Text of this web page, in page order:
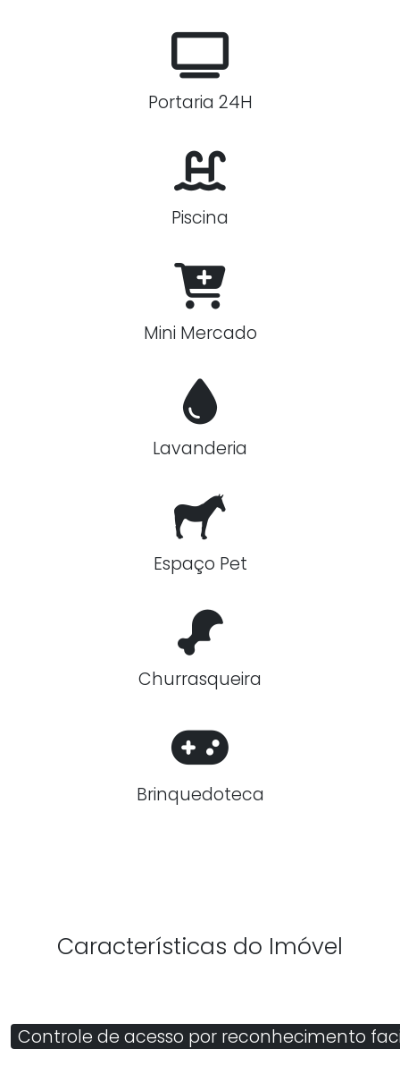
Portaria 24H
Piscina
Mini Mercado
Lavanderia
Espaço Pet
Churrasqueira
Brinquedoteca
Características do Imóvel
Controle de acesso por reconhecimento